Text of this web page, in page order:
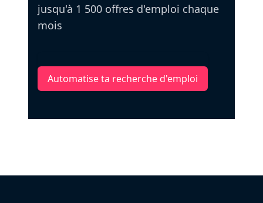
jusqu'à 1 500 offres d'emploi chaque
mois
Automatise ta recherche d'emploi